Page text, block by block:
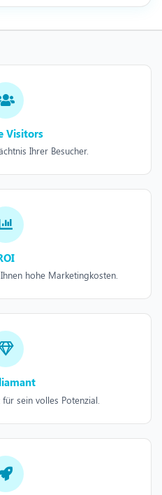
Visitors
Ihrer Besucher.
hohe Marketingkosten.
sein volles Potenzial.